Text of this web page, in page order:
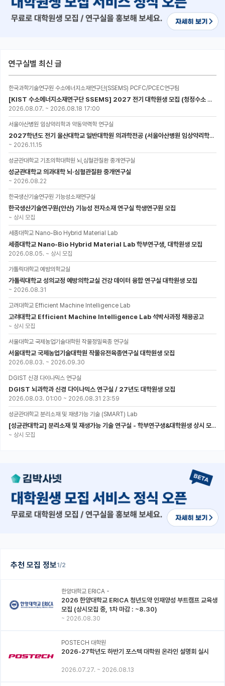
추천 모집 정보1/2
한양대학교 ERICA -
2026 한양대학교 ERICA 청년도약 인재양성 부트캠프 교육생
모집 (상시모집 중, 1차 마감 : ~8.30)
~ 2026.08.30
POSTECH 대학원
2026-27학년도 하반기 포스텍 대학원 온라인 설명회 실시
2026.07.27. ~ 2026.08.13
연구실별 최신 글
한국과학기술연구원 수소에너지소재연구단(SSEMS) PCFC/PCEC연구팀
[KIST 수소에너지소재연구단 SSEMS] 2027 전기 대학원생 모집 (청정수소 생산/활용을 위한 프로톤 세라믹 전지)
2026.08.07. ~ 2026.08.18 17:00
서울아산병원 임상약리학과 약동약력학 연구실
2027학년도 전기 울산대학교 일반대학원 의과학전공 (서울아산병원 임상약리학과 약동약력학 연구실) 대학원생 모집공고
~ 2026.11.15
성균관대학교 기초의학대학원 뇌,심혈관질환 중개연구실
성균관대학교 의과대학 뇌·심혈관질환 중개연구실
~ 2026.08.22
한국생산기술연구원 기능성소재연구실
한국생산기술연구원(안산) 기능성 전자소재 연구실 학생연구원 모집
~ 상시 모집
세종대학교 Nano-Bio Hybrid Material Lab
세종대학교 Nano-Bio Hybrid Material Lab 학부연구생, 대학원생 모집
2026.08.05. ~ 상시 모집
가톨릭대학교 예방의학교실
가톨릭대학교 성의교정 예방의학교실 건강 데이터 융합 연구실 대학원생 모집
~ 2026.08.31
고려대학교 Efficient Machine Intelligence Lab
고려대학교 Efficient Machine Intelligence Lab 석박사과정 채용공고
~ 상시 모집
서울대학교 국제농업기술대학원 작물정밀육종 연구실
서울대학교 국제농업기술대학원 작물유전육종연구실 대학원생 모집
2026.08.03. ~ 2026.09.30
DGIST 신경 다이나믹스 연구실
DGIST 뇌과학과 신경 다이나믹스 연구실 / 27년도 대학원생 모집
2026.08.03. 01:00 ~ 2026.08.31 23:59
성균관대학교 분리소재 및 재생가능 기술 (SMART) Lab
[성균관대학교] 분리소재 및 재생가능 기술 연구실 - 학부연구생&대학원생 상시 모집 (미래에너지공학과)
~ 상시 모집